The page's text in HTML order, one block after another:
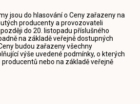
jsou do hlasování o Ceny zařazeny na
producenty a provozovateli
do 20. listopadu příslušného
na základě veřejně dostupných
budou zařazeny všechny
výše uvedené podmínky, o kterých
producentů nebo na základě veřejně